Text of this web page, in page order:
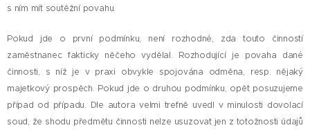
s ním mít soutěžní povahu.
Pokud jde o první podmínku, není rozhodné, zda touto činností
zaměstnanec fakticky něčeho vydělal. Rozhodující je povaha dané
činnosti, s níž je v praxi obvykle spojována odměna, resp. nějaký
majetkový prospěch. Pokud jde o druhou podmínku, opět posuzujeme
případ od případu. Dle autora velmi trefně uvedl v minulosti dovolací
soud, že shodu předmětu činnosti nelze usuzovat jen z totožnosti údajů